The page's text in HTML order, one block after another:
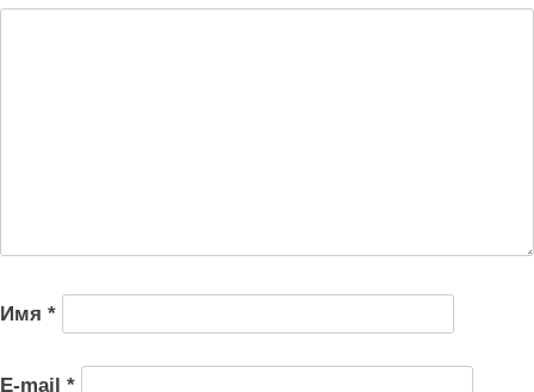
Имя *
E-mail *